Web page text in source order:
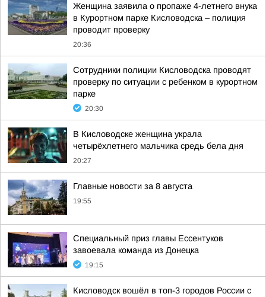
Женщина заявила о пропаже 4-летнего внука
в Курортном парке Кисловодска – полиция
проводит проверку
20:36
Сотрудники полиции Кисловодска проводят
проверку по ситуации с ребенком в курортном
парке
20:30
В Кисловодске женщина украла
четырёхлетнего мальчика средь бела дня
20:27
Главные новости за 8 августа
19:55
Специальный приз главы Ессентуков
завоевала команда из Донецка
19:15
Кисловодск вошёл в топ-3 городов России с